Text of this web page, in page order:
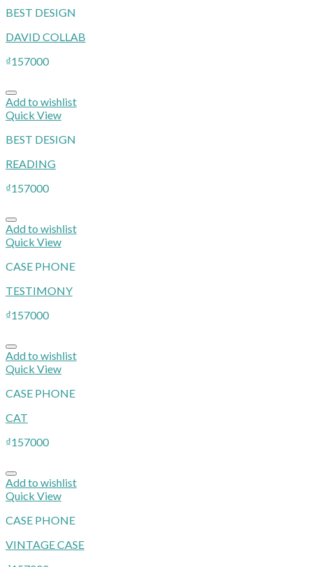
BEST DESIGN
DAVID COLLAB
₫157000
Add to wishlist
Quick View
BEST DESIGN
READING
₫157000
Add to wishlist
Quick View
CASE PHONE
TESTIMONY
₫157000
Add to wishlist
Quick View
CASE PHONE
CAT
₫157000
Add to wishlist
Quick View
CASE PHONE
VINTAGE CASE